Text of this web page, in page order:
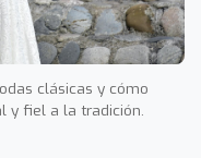
clásicas y cómo
y fiel a la tradición.